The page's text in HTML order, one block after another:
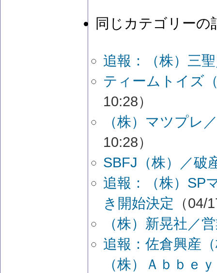
同じカテゴリーの
追報：（株）三
ティームトイズ
10:28）
（株）マツプレ
10:28）
SBFJ（株）／破
追報：（株）SP
き開始決定 （04/
（株）新晃社／
追報：佐倉興産
（株）Ａｂｂｅ